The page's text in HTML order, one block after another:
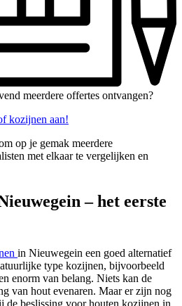
meerdere offertes ontvangen?
kozijnen aan!
op je gemak meerdere
met elkaar te vergelijken en
– het eerste
in Nieuwegein een goed alternatief
type kozijnen, bijvoorbeeld
enorm van belang. Niets kan de
van hout evenaren. Maar er zijn nog
de beslissing voor houten kozijnen in